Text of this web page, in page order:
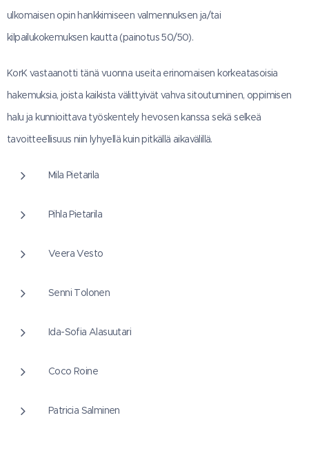
ulkomaisen opin hankkimiseen valmennuksen ja/tai
kilpailukokemuksen kautta (painotus 50/50).
KorK vastaanotti tänä vuonna useita erinomaisen korkeatasoisia
hakemuksia, joista kaikista välittyivät vahva sitoutuminen, oppimisen
halu ja kunnioittava työskentely hevosen kanssa sekä selkeä
tavoitteellisuus niin lyhyellä kuin pitkällä aikavälillä.
Mila Pietarila
Pihla Pietarila
Veera Vesto
Senni Tolonen
Ida-Sofia Alasuutari
Coco Roine
Patricia Salminen